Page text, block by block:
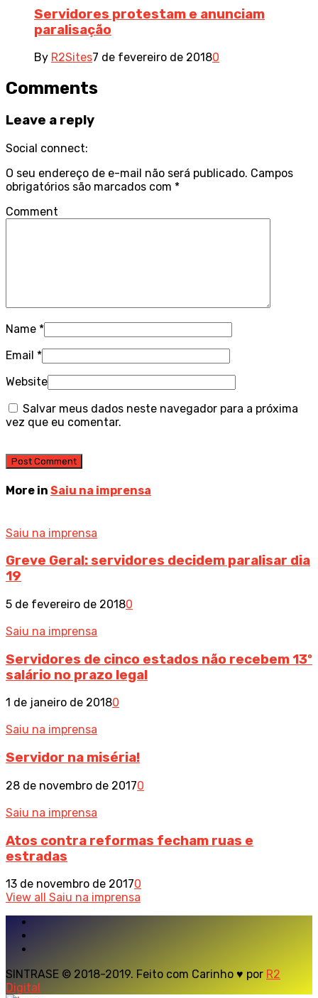
Servidores protestam e anunciam
paralisação
By R2Sites7 de fevereiro de 20180
Comments
Leave a reply
Social connect:
O seu endereço de e-mail não será publicado. Campos
obrigatórios são marcados com *
Comment
Name *
Email *
Website
Salvar meus dados neste navegador para a próxima
vez que eu comentar.
More in Saiu na imprensa
Saiu na imprensa
Greve Geral: servidores decidem paralisar dia
19
5 de fevereiro de 20180
Saiu na imprensa
Servidores de cinco estados não recebem 13º
salário no prazo legal
1 de janeiro de 20180
Saiu na imprensa
Servidor na miséria!
28 de novembro de 20170
Saiu na imprensa
Atos contra reformas fecham ruas e
estradas
13 de novembro de 20170
View all Saiu na imprensa
SINTRASE © 2018-2019. Feito com Carinho ♥ por R2
Digital